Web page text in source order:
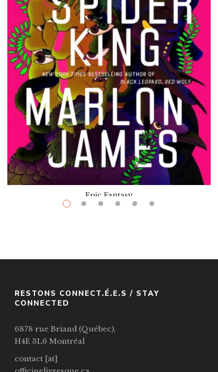
Epic Fantasy
RESTONS CONNECT.É.E.S / STAY
CONNECTED
6878 rue Briand (Québec),
H4E 3L6 Montréal
contact [at]